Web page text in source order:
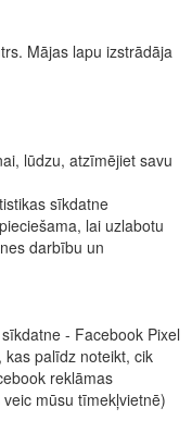
Mājas lapu izstrādāja
lūdzu, atzīmējiet savu
sīkdatne
lai uzlabotu
darbību un
- Facebook Pixel
kas palīdz noteikt, cik
reklāmas
mūsu tīmekļvietnē)